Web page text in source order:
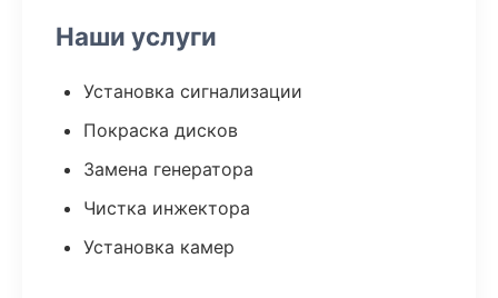
Наши услуги
Установка сигнализации
Покраска дисков
Замена генератора
Чистка инжектора
Установка камер